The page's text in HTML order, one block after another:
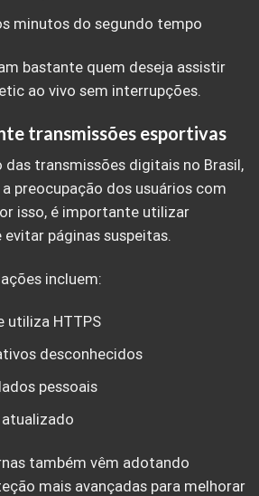
minutos do segundo tempo
bastante quem deseja assistir
ao vivo sem interrupções.
transmissões esportivas
transmissões digitais no Brasil,
preocupação dos usuários com
isso, é importante utilizar
evitar páginas suspeitas.
incluem:
utiliza HTTPS
desconhecidos
pessoais
também vêm adotando
mais avançadas para melhorar